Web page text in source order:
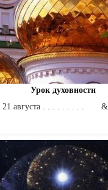
Урок духовности
21 августа . . . . . . . . .